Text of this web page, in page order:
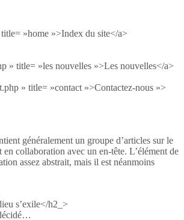
»home »>Index du site</a>
» title= »les nouvelles »>Les nouvelles</a>
» title= »contact »>Contactez-nous »>
généralement un groupe d’articles sur le
en collaboration avec un en-tête. L’élément de
assez abstrait, mais il est néanmoins
s’exile</h2_>